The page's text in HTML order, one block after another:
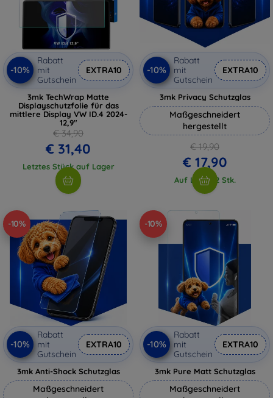
-10%
Rabatt
mit
Gutschein
EXTRA10
3mk TechWrap Matte
Displayschutzfolie für das
mittlere Display VW ID.4 2024-
12,9"
€ 34,90
€ 31,40
Letztes Stück auf Lager
-10%
Rabatt
mit
Gutschein
EXTRA10
3mk Privacy Schutzglas
Maßgeschneidert
hergestellt
€ 19,90
€ 17,90
Auf Lager 2 Stk.
-10%
-10%
Rabatt
mit
Gutschein
EXTRA10
3mk Anti-Shock Schutzglas
Maßgeschneidert
-10%
-10%
Rabatt
mit
Gutschein
EXTRA10
3mk Pure Matt Schutzglas
Maßgeschneidert